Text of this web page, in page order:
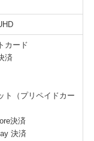
カード
済
ト（プリペイドカー
決済
決済